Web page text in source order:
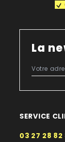
La
SERVICE
03 27 28 82